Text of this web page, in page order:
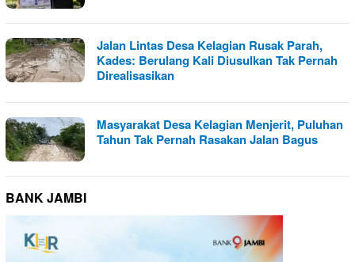
Jalan Lintas Desa Kelagian Rusak Parah,
Kades: Berulang Kali Diusulkan Tak Pernah
Direalisasikan
Masyarakat Desa Kelagian Menjerit, Puluhan
Tahun Tak Pernah Rasakan Jalan Bagus
BANK JAMBI